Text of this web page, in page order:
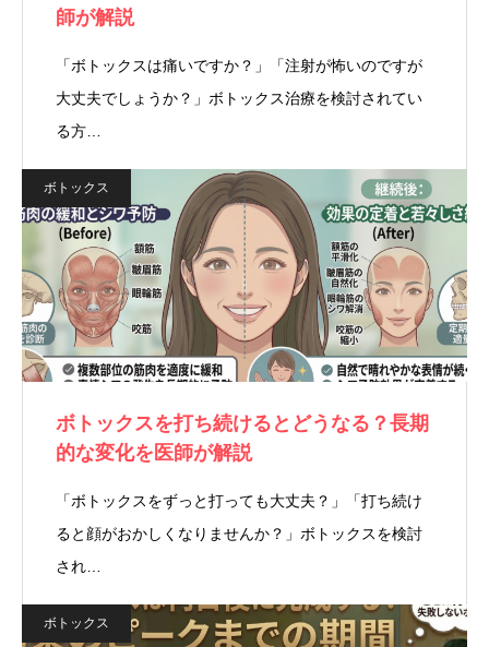
師が解説
「ボトックスは痛いですか？」「注射が怖いのですが
大丈夫でしょうか？」ボトックス治療を検討されてい
る方…
ボトックス
ボトックスを打ち続けるとどうなる？長期
的な変化を医師が解説
「ボトックスをずっと打っても大丈夫？」「打ち続け
ると顔がおかしくなりませんか？」ボトックスを検討
され…
ボトックス